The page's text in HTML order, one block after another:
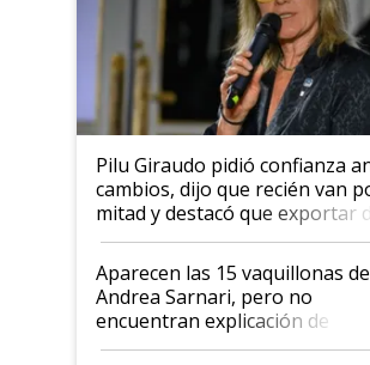
Pilu Giraudo pidió confianza
cambios, dijo que recién van
mitad y destacó que exportar
ser "para unos pocos":
mandato muy claro del
nacional"
Aparecen las 15 vaquillonas de
Andrea Sarnari, pero no
encuentran explicación de
cómo llegaron allí